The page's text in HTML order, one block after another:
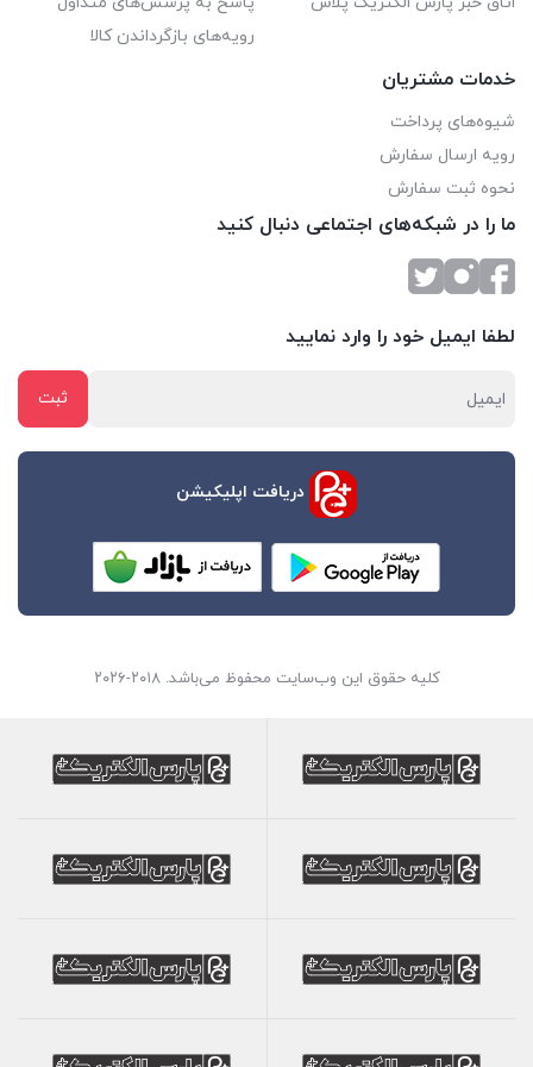
این ساختار چند رشته‌ای باعث می‌شود که سیم‌های افشان
انعطاف‌پذیری بیشتری نسبت به سیم‌های تک رشته‌ای داشته باشند.
همچنین، این ساختار باعث می‌شود که سیم‌های افشان کمتر در
معرض خطر شکستگی باشند.
رویه‌های بازگرداندن کالا
خدمات مشتریان
شیوه‌های پرداخت
رویه ارسال سفارش
نحوه ثبت سفارش
ما را در شبکه‌های اجتماعی دنبال کنید
لطفا ایمیل خود را وارد نمایید
دریافت اپلیکیشن
کلیه حقوق این وب‌سایت محفوظ می‌باشد. ۲۰۱۸-۲۰۲۶